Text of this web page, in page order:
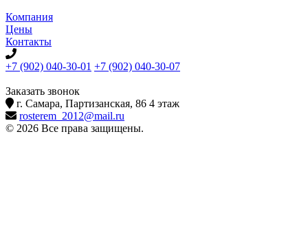
Компания
Цены
Контакты
+7 (902) 040-30-01 +7 (902) 040-30-07
Заказать звонок
г. Самара, Партизанская, 86 4 этаж
rosterem_2012@mail.ru
© 2026 Все права защищены.